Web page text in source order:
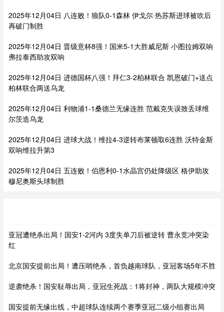
2025年12月04日 八连败！狼队0-1森林 伊戈尔·热苏斯进球被吹后
再破门制胜
2025年12月04日 晋级意杯8强！国米5-1大胜威尼斯 小图拉姆双响
弗拉泰西助攻双响
2025年12月04日 进德国杯八强！拜仁3-2柏林联合 凯恩破门+送点
柏林联合两送乌龙
2025年12月04日 利物浦1-1桑德兰无缘连胜 范戴克失误致丢球维
尔茨造乌龙
2025年12月04日 进球大战！维拉4-3逆转布莱顿取6连胜 沃特金斯
双响维拉升第3
2025年12月04日 五连败！伯恩利0-1水晶宫仍处降级区 格伊助攻
穆尼奥斯头球制胜
亚冠遭绝杀出局！国安1-2河内 3度失单刀后被逆转 曹永竞冲突染
红
北京国安提前出局！遭压哨绝杀，首负越南球队，亚冠客场5年不胜
逆袭绝杀！国安耻辱出局，亚冠生死战：1将封神，两队大规模冲突
国安提前无缘出线，中超球队连续两个赛季亚冠二级小组赛出局